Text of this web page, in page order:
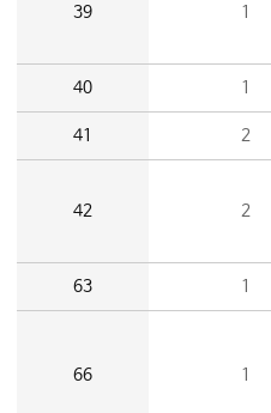
39 1
40 1
41 2
42 2
63 1
66 1